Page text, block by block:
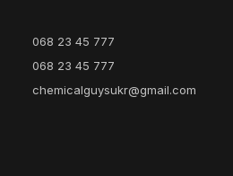
068 23 45 777
068 23 45 777
chemicalguysukr@gmail.com